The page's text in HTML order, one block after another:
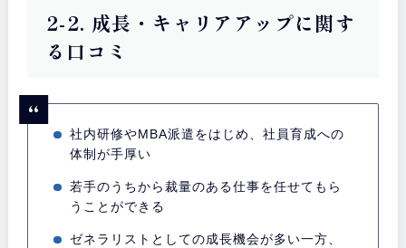
2-2. 成長・キャリアアップに関す
る口コミ
社内研修やMBA派遣をはじめ、社員育成への
体制が手厚い
若手のうちから裁量のある仕事を任せてもら
うことができる
ゼネラリストとしての成長機会が多い一方、